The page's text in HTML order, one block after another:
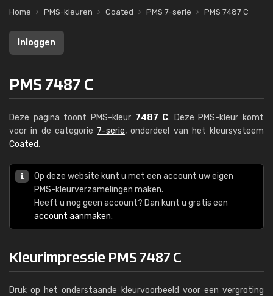
Home PMS-kleuren Coated PMS 7-serie PMS 7487 C
Inloggen
PMS 7487 C
Deze pagina toont PMS-kleur 7487 C. Deze PMS-kleur komt
voor in de categorie 7-serie, onderdeel van het kleursysteem
Coated.
Op deze website kunt u met een account uw eigen
PMS-kleurverzamelingen maken.
Heeft u nog geen account? Dan kunt u gratis een
account aanmaken.
Kleurimpressie PMS 7487 C
Druk op het onderstaande kleurvoorbeeld voor een vergroting